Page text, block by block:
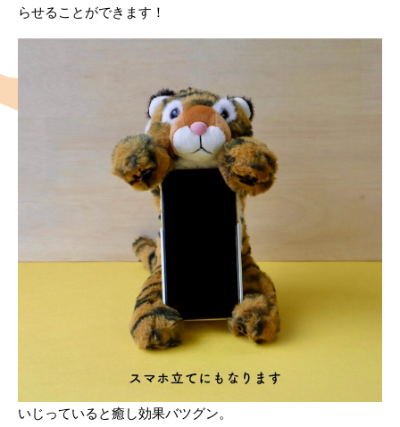
らせることができます！
いじっていると癒し効果バツグン。